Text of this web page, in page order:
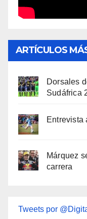
ARTÍCULOS
Dorsales
Sudáfrica
Entrevista
Márquez
carrera
Tweets por